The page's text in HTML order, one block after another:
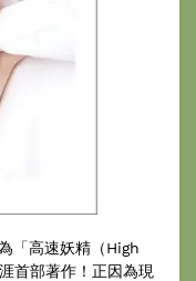
「高速妖精（High
首部著作！正因為現